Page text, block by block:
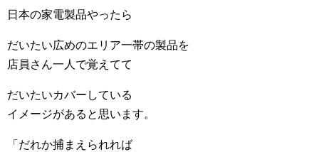
日本の家電製品やったら
だいたい広めのエリア一帯の製品を
店員さん一人で覚えてて
だいたいカバーしている
イメージがあると思います。
「だれか捕まえられれば